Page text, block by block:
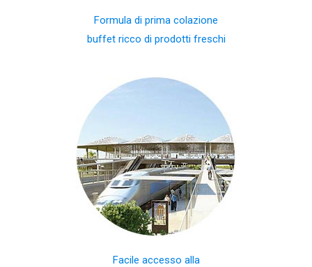
Formula di prima colazione
buffet ricco di prodotti freschi
Facile accesso alla